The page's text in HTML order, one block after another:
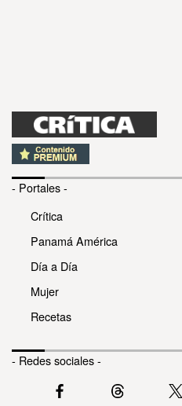
- Portales -
Crítica
Panamá América
Día a Día
Mujer
Recetas
- Redes sociales -